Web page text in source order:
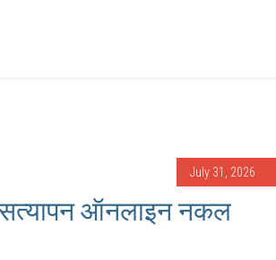
July 31, 2026
सत्यापन ऑनलाइन नकल